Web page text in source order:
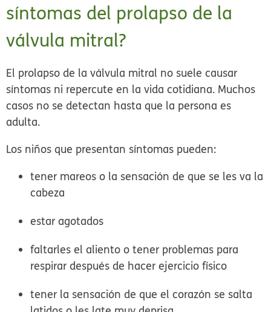
síntomas del prolapso de la
válvula mitral?
El prolapso de la válvula mitral no suele causar
síntomas ni repercute en la vida cotidiana. Muchos
casos no se detectan hasta que la persona es
adulta.
Los niños que presentan síntomas pueden:
tener mareos o la sensación de que se les va la
cabeza
estar agotados
faltarles el aliento o tener problemas para
respirar después de hacer ejercicio físico
tener la sensación de que el corazón se salta